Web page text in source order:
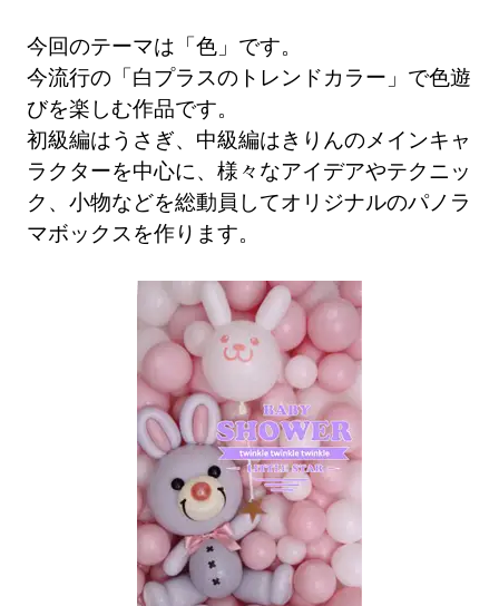
今回のテーマは「色」です。
今流行の「白プラスのトレンドカラー」で色遊
びを楽しむ作品です。
初級編はうさぎ、中級編はきりんのメインキャ
ラクターを中心に、様々なアイデアやテクニッ
ク、小物などを総動員してオリジナルのパノラ
マボックスを作ります。